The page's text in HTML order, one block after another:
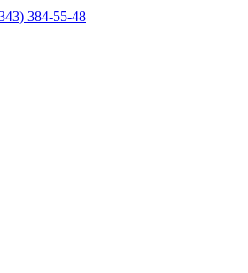
384-55-48